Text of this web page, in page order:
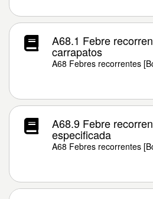
A68.1 Febre
carrapatos
A68 Febres recorrentes
A68.9 Febre
especificada
A68 Febres recorrentes